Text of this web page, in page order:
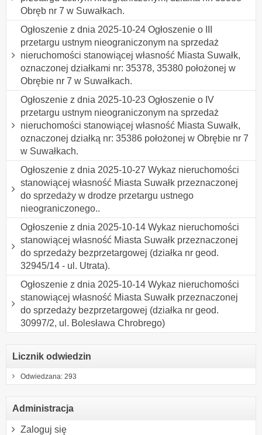
Obręb nr 7 w Suwałkach.
Ogłoszenie z dnia 2025-10-24 Ogłoszenie o III
przetargu ustnym nieograniczonym na sprzedaż
nieruchomości stanowiącej własność Miasta Suwałk,
oznaczonej działkami nr: 35378, 35380 położonej w
Obrębie nr 7 w Suwałkach.
Ogłoszenie z dnia 2025-10-23 Ogłoszenie o IV
przetargu ustnym nieograniczonym na sprzedaż
nieruchomości stanowiącej własność Miasta Suwałk,
oznaczonej działką nr: 35386 położonej w Obrębie nr 7
w Suwałkach.
Ogłoszenie z dnia 2025-10-27 Wykaz nieruchomości
stanowiącej własność Miasta Suwałk przeznaczonej
do sprzedaży w drodze przetargu ustnego
nieograniczonego..
Ogłoszenie z dnia 2025-10-14 Wykaz nieruchomości
stanowiącej własność Miasta Suwałk przeznaczonej
do sprzedaży bezprzetargowej (działka nr geod.
32945/14 - ul. Utrata).
Ogłoszenie z dnia 2025-10-14 Wykaz nieruchomości
stanowiącej własność Miasta Suwałk przeznaczonej
do sprzedaży bezprzetargowej (działka nr geod.
30997/2, ul. Bolesława Chrobrego)
Licznik odwiedzin
Odwiedzana: 293
Administracja
Zaloguj się